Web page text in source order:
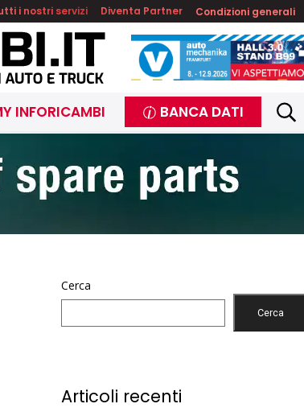
i nostri servizi Diventa Partner Condizioni generali
INFORICAMBI BANCA DATI
Cerca
Cerca
Articoli recenti